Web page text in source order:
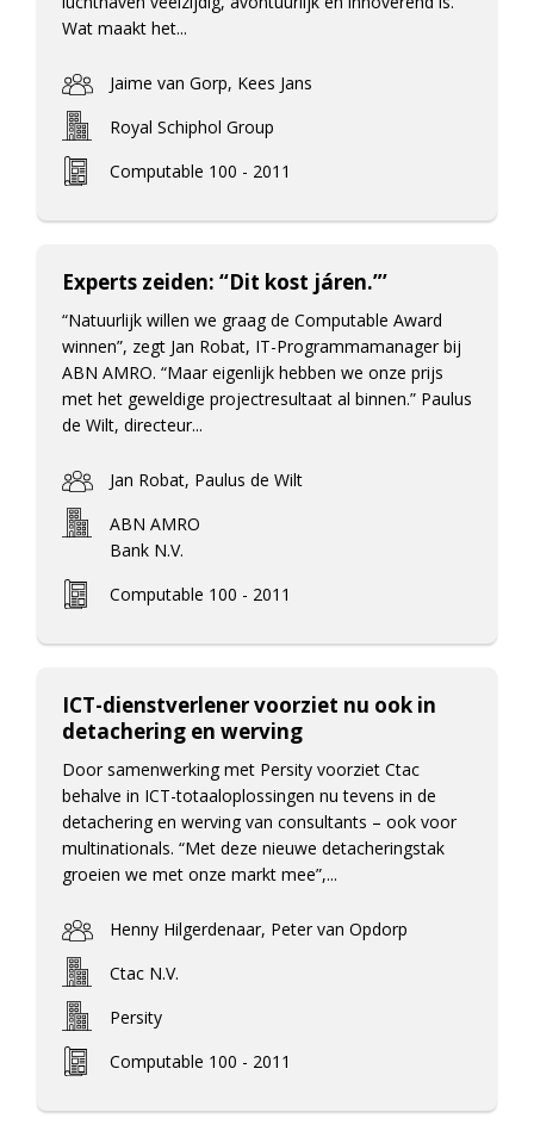
Wat maakt het...
Jaime van Gorp, Kees Jans
Royal Schiphol Group
Computable 100 - 2011
Experts zeiden: “Dit kost járen.”’
“Natuurlijk willen we graag de Computable Award
winnen”, zegt Jan Robat, IT-Programmamanager bij
ABN AMRO. “Maar eigenlijk hebben we onze prijs
met het geweldige projectresultaat al binnen.” Paulus
de Wilt, directeur...
Jan Robat, Paulus de Wilt
ABN AMRO
Bank N.V.
Computable 100 - 2011
ICT-dienstverlener voorziet nu ook in
detachering en werving
Door samenwerking met Persity voorziet Ctac
behalve in ICT-totaaloplossingen nu tevens in de
detachering en werving van consultants – ook voor
multinationals. “Met deze nieuwe detacheringstak
groeien we met onze markt mee”,...
Henny Hilgerdenaar, Peter van Opdorp
Ctac N.V.
Persity
Computable 100 - 2011